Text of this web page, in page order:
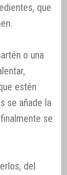
que
o una
estén
se añade la
se
del